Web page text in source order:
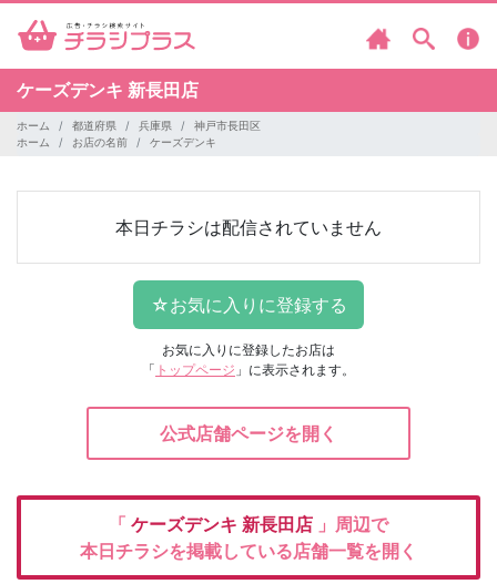
ケーズデンキ 新長田店
ホーム 都道府県 兵庫県
神戸市長田区
ホーム
お店の名前 ケーズデンキ
本日チラシは配信されていません
お気に入りに登録したお店は
「 トップページ 」に表示されます。
公式店舗ページを開く
「 ケーズデンキ 新長田店 」周辺で
本日チラシを掲載している店舗一覧を開く